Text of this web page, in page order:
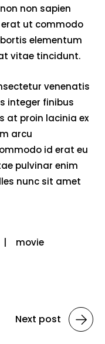
non sapien
ut commodo
elementum
vitae tincidunt.
venenatis
integer finibus
at proin lacinia ex
arcu
id erat eu
pulvinar enim
nunc sit amet
movie
Next post